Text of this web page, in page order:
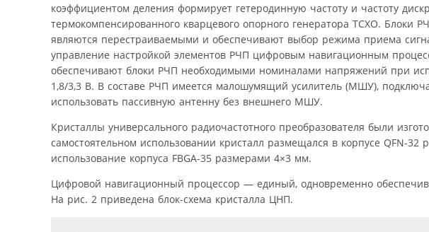
коэффициентом деления формирует гетеродинную частоту и частоту
термокомпенсированного кварцевого опорного генератора TCXO.
являются перестраиваемыми и обеспечивают выбор режима приема
управление настройкой элементов РЧП цифровым навигационным
обеспечивают блоки РЧП необходимыми номиналами напряжений при
1,8/3,3 В. В составе РЧП имеется малошумящий усилитель (МШУ),
использовать пассивную антенну без внешнего МШУ.
Кристаллы универсального радиочастотного преобразователя были
самостоятельном использовании кристалл размещался в корпусе QFN-
использование корпуса FBGA-35 размерами 4×3 мм.
Цифровой навигационный процессор — единый, одновременно
На рис. 2 приведена блок-схема кристалла ЦНП.